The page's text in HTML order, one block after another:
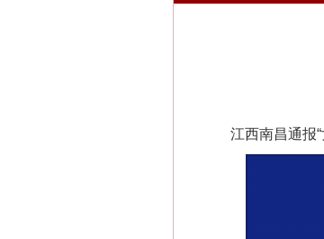
江西南昌通报“女